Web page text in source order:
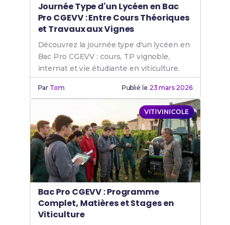
Journée Type d'un Lycéen en Bac
Pro CGEVV : Entre Cours Théoriques
et Travaux aux Vignes
Découvrez la journée type d'un lycéen en
Bac Pro CGEVV : cours, TP vignoble,
internat et vie étudiante en viticulture.
Par Tom Publié le 23 mars 2026
VITIVINICOLE
Bac Pro CGEVV : Programme
Complet, Matières et Stages en
Viticulture